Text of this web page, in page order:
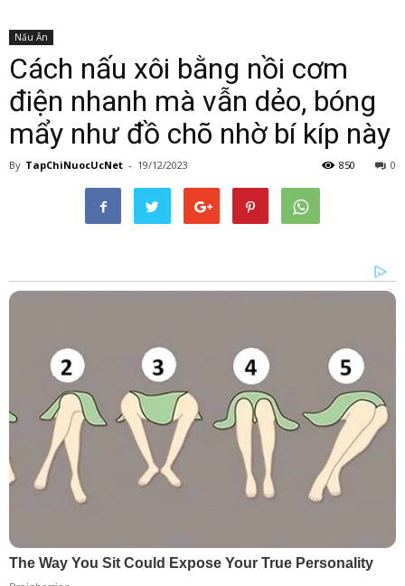
Nấu Ăn
Cách nấu xôi bằng nồi cơm
điện nhanh mà vẫn dẻo, bóng
mẩy như đồ chõ nhờ bí kíp này
By TapChiNuocUcNet - 19/12/2023 0
850